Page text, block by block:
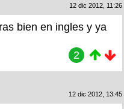
12 dic 2012, 11:26
bien en ingles y ya
2
12 dic 2012, 13:45